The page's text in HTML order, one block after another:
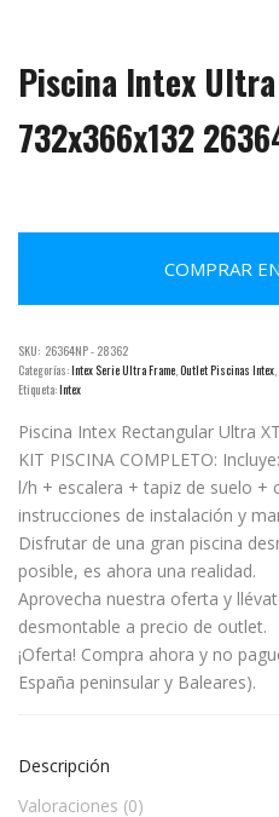
Piscina Intex Ultra
732x366x132
Piscina Intex Rectangular Ultra
KIT PISCINA COMPLETO:
l/h + escalera + tapiz de suelo +
instrucciones de instalación y
Disfrutar de una gran piscina
posible, es ahora una realidad.
Aprovecha nuestra oferta y
desmontable a precio de outlet.
¡Oferta! Compra ahora y no
España peninsular y Baleares).
COMPRAR
SKU: 26364NP - 28362
Categorías:Intex Serie Ultra Frame Outlet Piscinas Intex
Etiqueta:Intex
Descripción
Valoraciones (0)